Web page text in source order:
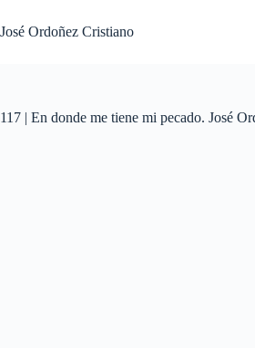
al
contenido
José Ordoñez Cristiano
117 | En donde me tiene mi pecado. José